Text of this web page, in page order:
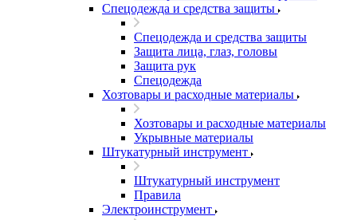
Спецодежда и средства защиты
Спецодежда и средства защиты
Защита лица, глаз, головы
Защита рук
Спецодежда
Хозтовары и расходные материалы
Хозтовары и расходные материалы
Укрывные материалы
Штукатурный инструмент
Штукатурный инструмент
Правила
Электроинструмент